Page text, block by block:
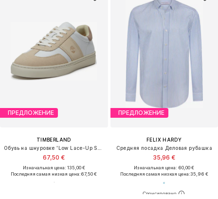
ПРЕДЛОЖЕНИЕ
TIMBERLAND
67,50 €
Изначальная цена: 135,00 €
Последняя самая низкая цена:67,50 €
ПРЕДЛОЖЕНИЕ
FELIX HARDY
Средняя посадка Деловая рубашка
35,96 €
Изначальная цена: 60,00 €
Последняя самая низкая цена:35,96 €